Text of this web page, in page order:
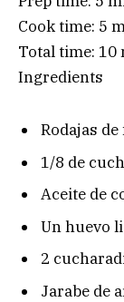
Cook time: 5
Total time: 10
Ingredients
Rodajas
1/8 de
Aceite de
Un huevo
2
Jarabe de